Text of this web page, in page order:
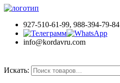
927-510-61-99, 988-394-79-84
info@kordavru.com
Искать: